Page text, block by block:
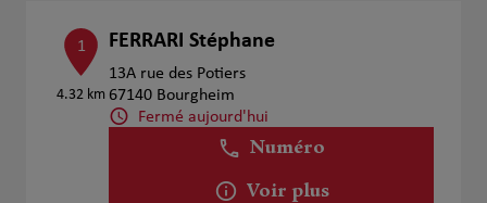
1
4.32 km
FERRARI Stéphane
13A rue des Potiers
67140 Bourgheim
Fermé aujourd'hui
Numéro
Voir plus